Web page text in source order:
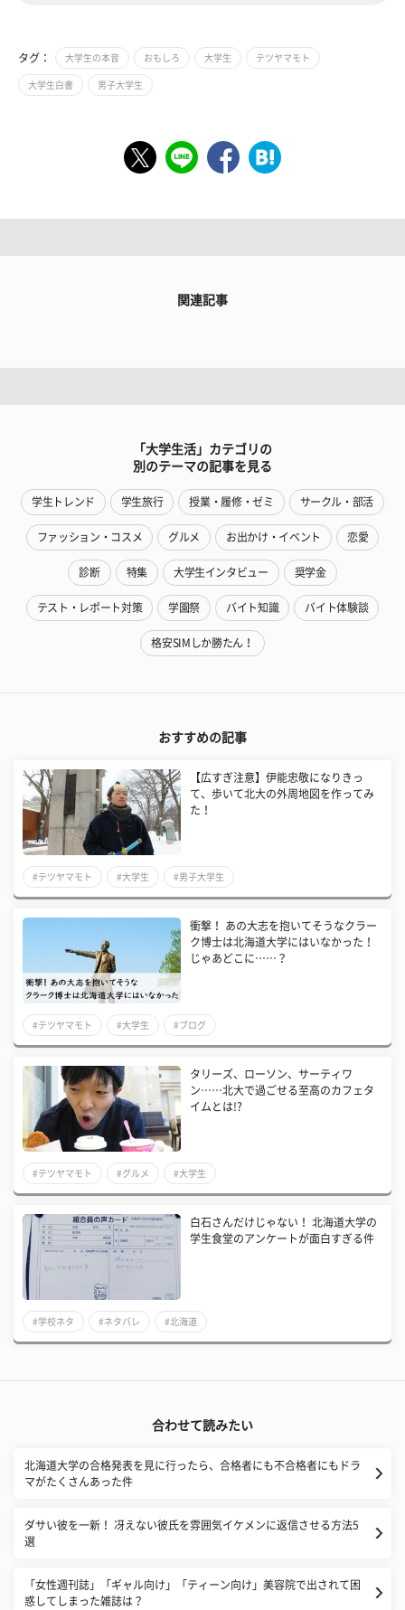
タグ： 大学生の本音 おもしろ 大学生 テツヤマモト
大学生白書 男子大学生
関連記事
「大学生活」カテゴリの
別のテーマの記事を見る
学生トレンド 学生旅行 授業・履修・ゼミ サークル・部活
ファッション・コスメ グルメ お出かけ・イベント 恋愛
診断 特集 大学生インタビュー 奨学金
テスト・レポート対策 学園祭 バイト知識 バイト体験談
格安SIMしか勝たん！
おすすめの記事
【広すぎ注意】伊能忠敬になりきっ
て、歩いて北大の外周地図を作ってみ
た！
#テツヤマモト #大学生 #男子大学生
衝撃！ あの大志を抱いてそうなクラー
ク博士は北海道大学にはいなかった！
じゃあどこに……？
#テツヤマモト #大学生 #ブログ
タリーズ、ローソン、サーティワ
ン……北大で過ごせる至高のカフェタ
イムとは!?
#テツヤマモト #グルメ #大学生
白石さんだけじゃない！ 北海道大学の
学生食堂のアンケートが面白すぎる件
#学校ネタ #ネタバレ #北海道
合わせて読みたい
北海道大学の合格発表を見に行ったら、合格者にも不合格者にもドラ
マがたくさんあった件
ダサい彼を一新！ 冴えない彼氏を雰囲気イケメンに返信させる方法5
選
​「女性週刊誌」「ギャル向け」「ティーン向け」美容院で出されて困
惑してしまった雑誌は？